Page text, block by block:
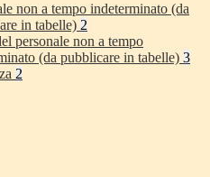
non a tempo indeterminato (da
in tabelle) 2
personale non a tempo
(da pubblicare in tabelle) 3
2